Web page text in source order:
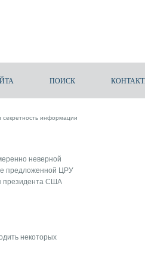
ПОИСК
информации
неверной
предложенной ЦРУ
президента США
некоторых